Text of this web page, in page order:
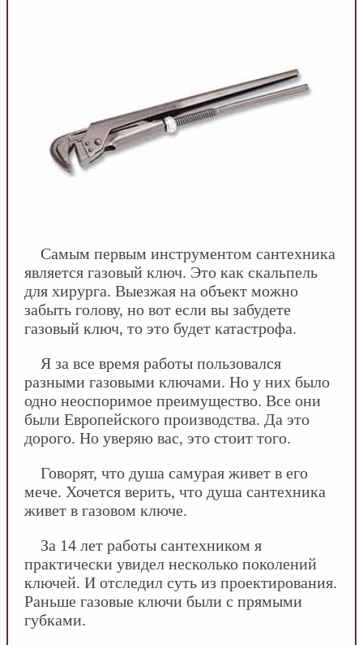
Самым первым инструментом сантехника
является газовый ключ. Это как скальпель
для хирурга. Выезжая на объект можно
забыть голову, но вот если вы забудете
газовый ключ, то это будет катастрофа.
Я за все время работы пользовался
разными газовыми ключами. Но у них было
одно неоспоримое преимущество. Все они
были Европейского производства. Да это
дорого. Но уверяю вас, это стоит того.
Говорят, что душа самурая живет в его
мече. Хочется верить, что душа сантехника
живет в газовом ключе.
За 14 лет работы сантехником я
практически увидел несколько поколений
ключей. И отследил суть из проектирования.
Раньше газовые ключи были с прямыми
губками.